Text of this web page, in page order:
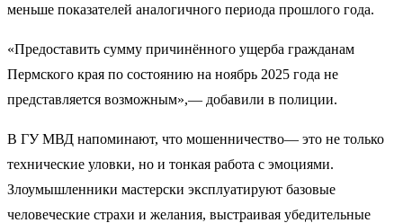
меньше показателей аналогичного периода прошлого года.
«Предоставить сумму причинённого ущерба гражданам
Пермского края по состоянию на ноябрь 2025 года не
представляется возможным»,— добавили в полиции.
В ГУ МВД напоминают, что мошенничество— это не только
технические уловки, но и тонкая работа с эмоциями.
Злоумышленники мастерски эксплуатируют базовые
человеческие страхи и желания, выстраивая убедительные